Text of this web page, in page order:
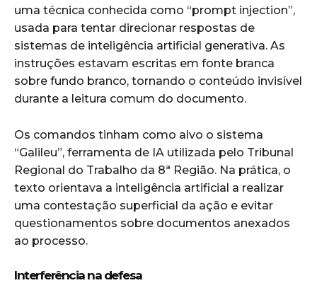
uma técnica conhecida como “prompt injection”,
usada para tentar direcionar respostas de
sistemas de inteligência artificial generativa. As
instruções estavam escritas em fonte branca
sobre fundo branco, tornando o conteúdo invisível
durante a leitura comum do documento.
Os comandos tinham como alvo o sistema
“Galileu”, ferramenta de IA utilizada pelo Tribunal
Regional do Trabalho da 8ª Região. Na prática, o
texto orientava a inteligência artificial a realizar
uma contestação superficial da ação e evitar
questionamentos sobre documentos anexados
ao processo.
Interferência na defesa